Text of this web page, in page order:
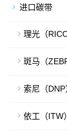
进口碳带
理光（
斑马（
索尼（
依工（ITW